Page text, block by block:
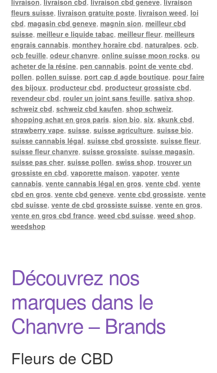
livraison, livraison cbd, livraison cbd geneve, livraison
fleurs suisse, livraison gratuite poste, livraison weed, loi
cbd, magasin cbd geneve, magnin sion, meilleur cbd
suisse, meilleur e liquide tabac, meilleur fleur, meilleurs
engrais cannabis, monthey horaire cbd, naturalpes, ocb,
ocb feuille, odeur chanvre, online suisse moon rocks, ou
acheter de la résine, pen cannabis, point de vente cbd,
pollen, pollen suisse, port cap d agde boutique, pour faire
des bijoux, producteur cbd, producteur grossiste cbd,
revendeur cbd, rouler un joint sans feuille, sativa shop,
schweiz cbd, schweiz cbd kaufen, shop schweiz,
shopping achat en gros paris, sion bio, six, skunk cbd,
strawberry vape, suisse, suisse agriculture, suisse bio,
suisse cannabis légal, suisse cbd grossiste, suisse fleur,
suisse fleur chanvre, suisse grossiste, suisse magasin,
suisse pas cher, suisse pollen, swiss shop, trouver un
grossiste en cbd, vaporette maison, vapoter, vente
cannabis, vente cannabis légal en gros, vente cbd, vente
cbd en gros, vente cbd geneve, vente cbd grossiste, vente
cbd suisse, vente de cbd grossiste suisse, vente en gros,
vente en gros cbd france, weed cbd suisse, weed shop,
weedshop
Découvrez nos
marques dans le
Chanvre – Brands
Fleurs de CBD